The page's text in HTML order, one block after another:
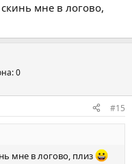
мне в логово,
0
#15
мне в логово, плиз